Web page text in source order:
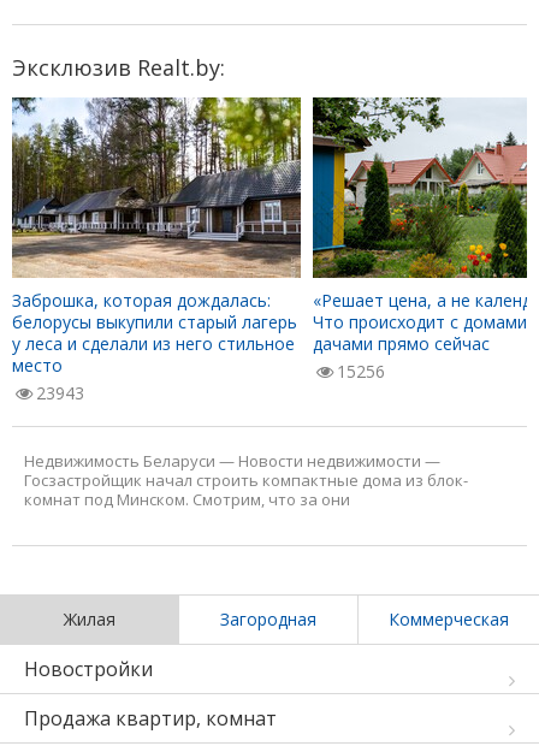
Эксклюзив Realt.by:
Заброшка, которая дождалась:
белорусы выкупили старый лагерь
у леса и сделали из него стильное
место
23943
«Решает цена, а не
Что происходит с домами
дачами прямо сейчас
15256
Недвижимость Беларуси — Новости недвижимости —
Госзастройщик начал строить компактные дома из блок-
комнат под Минском. Смотрим, что за они
Жилая Загородная Коммерческая
Новостройки
Продажа квартир, комнат